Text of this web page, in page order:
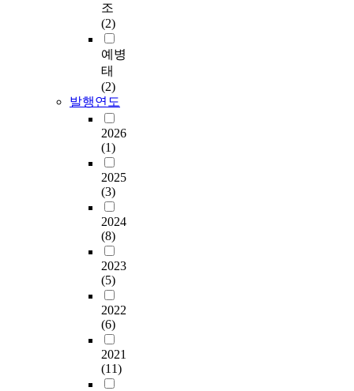
조
(2)
예병
태
(2)
발행연도
2026
(1)
2025
(3)
2024
(8)
2023
(5)
2022
(6)
2021
(11)